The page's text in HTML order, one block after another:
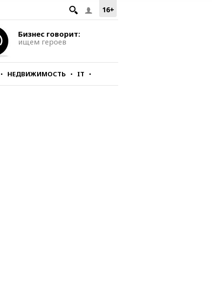
16+
Бизнес говорит:
ищем героев
НЕДВИЖИМОСТЬ IT